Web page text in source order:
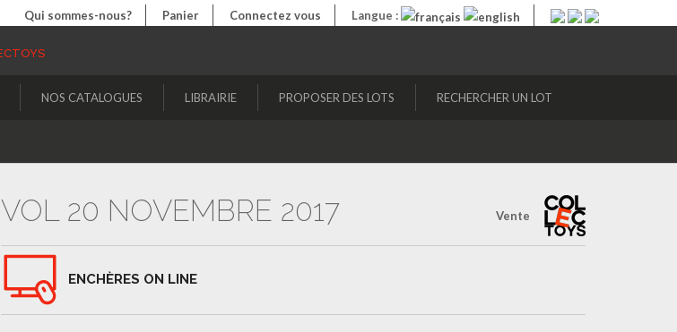
Qui sommes-nous? Panier Connectez vous Langue :
NOS CATALOGUES LIBRAIRIE PROPOSER DES LOTS RECHERCHER UN LOT
Vente
VOL 20 NOVEMBRE 2017
ENCHÈRES ON LINE